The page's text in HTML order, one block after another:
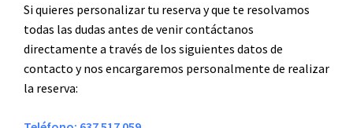
Si quieres personalizar tu reserva y que te resolvamos
todas las dudas antes de venir contáctanos
directamente a través de los siguientes datos de
contacto y nos encargaremos personalmente de realizar
la reserva: